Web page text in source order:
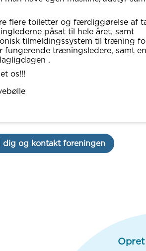
flere toiletter og færdiggørelse af
påsat til hele året, samt
tilmeldingssystem til træning
fungerende træningsledere, samt
.
os!!!
dig og kontakt foreningen